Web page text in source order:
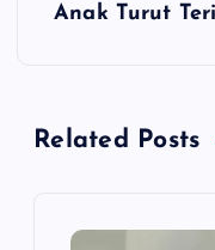
s
Anak Turut
Related Posts